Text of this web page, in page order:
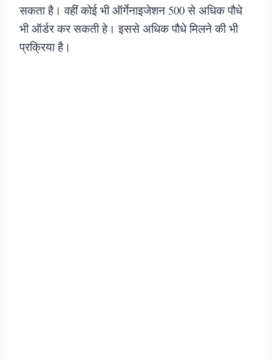
सकता है। वहीं कोई भी ऑर्गेनाइजेशन 500 से अधिक पौधे
भी ऑर्डर कर सकती हे। इससे अधिक पौधे मिलने की भी
प्रक्रिया है।